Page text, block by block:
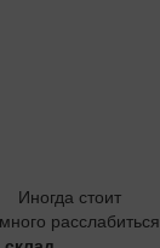
Иногда стоит
расслабиться